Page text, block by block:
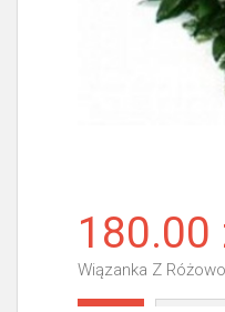
180.00
Wiązanka Z